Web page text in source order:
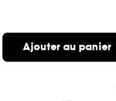
Ajouter au panier